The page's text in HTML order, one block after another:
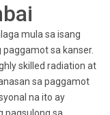
mula sa isang
sa kanser.
skilled radiation at
sa paggamot
na ito ay